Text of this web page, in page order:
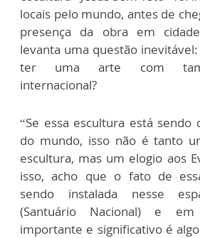
locais pelo mundo, antes de
presença da obra em
levanta uma questão
ter uma arte com
internacional?
“Se essa escultura está sendo
do mundo, isso não é tanto
escultura, mas um elogio aos
isso, acho que o fato de
sendo instalada nesse
(Santuário Nacional) e
importante e significativo é